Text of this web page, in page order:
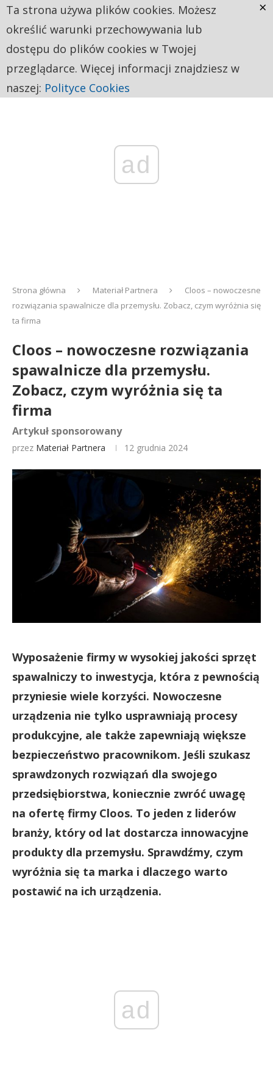
ad
Strona główna Materiał Partnera
Cloos – nowoczesne
rozwiązania spawalnicze dla przemysłu. Zobacz, czym wyróżnia się
ta firma
Cloos – nowoczesne rozwiązania
spawalnicze dla przemysłu.
Zobacz, czym wyróżnia się ta
firma
Artykuł sponsorowany
przez Materiał Partnera 12 grudnia 2024
Wyposażenie firmy w wysokiej jakości sprzęt
spawalniczy to inwestycja, która z pewnością
przyniesie wiele korzyści. Nowoczesne
urządzenia nie tylko usprawniają procesy
produkcyjne, ale także zapewniają większe
bezpieczeństwo pracownikom. Jeśli szukasz
sprawdzonych rozwiązań dla swojego
przedsiębiorstwa, koniecznie zwróć uwagę
na ofertę firmy Cloos. To jeden z liderów
branży, który od lat dostarcza innowacyjne
produkty dla przemysłu. Sprawdźmy, czym
wyróżnia się ta marka i dlaczego warto
postawić na ich urządzenia.
ad
Ta strona używa plików cookies. Możesz
określić warunki przechowywania lub
dostępu do plików cookies w Twojej
przeglądarce. Więcej informacji znajdziesz w
naszej: Polityce Cookies
×